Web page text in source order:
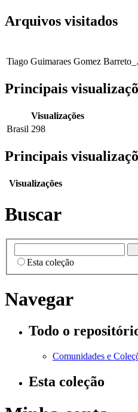
Arquivos visitados
Tiago Guimaraes Gomez
Principais
Visualizações
Brasil 298
Principais
Visualizações
Buscar
Esta coleção
Navegar
Todo o
Comunidades e
Esta coleção